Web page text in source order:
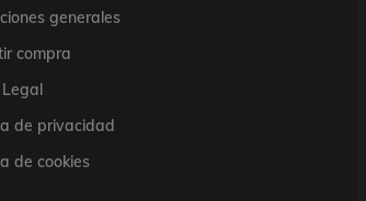
generales
compra
de privacidad
de cookies